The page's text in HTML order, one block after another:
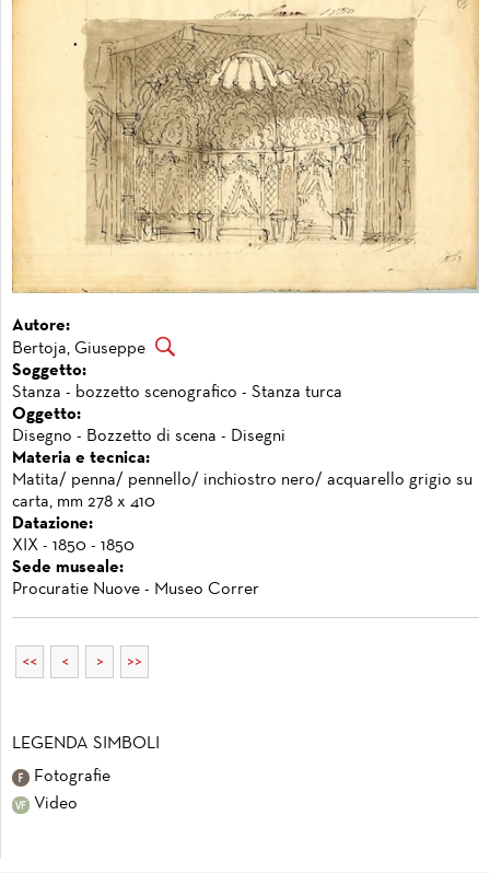
Autore:
Bertoja, Giuseppe
Soggetto:
Stanza - bozzetto scenografico - Stanza turca
Oggetto:
Disegno - Bozzetto di scena - Disegni
Materia e tecnica:
Matita/ penna/ pennello/ inchiostro nero/ acquarello grigio su
carta, mm 278 x 410
Datazione:
XIX - 1850 - 1850
Sede museale:
Procuratie Nuove - Museo Correr
<< < > >>
LEGENDA SIMBOLI
Fotografie
Video